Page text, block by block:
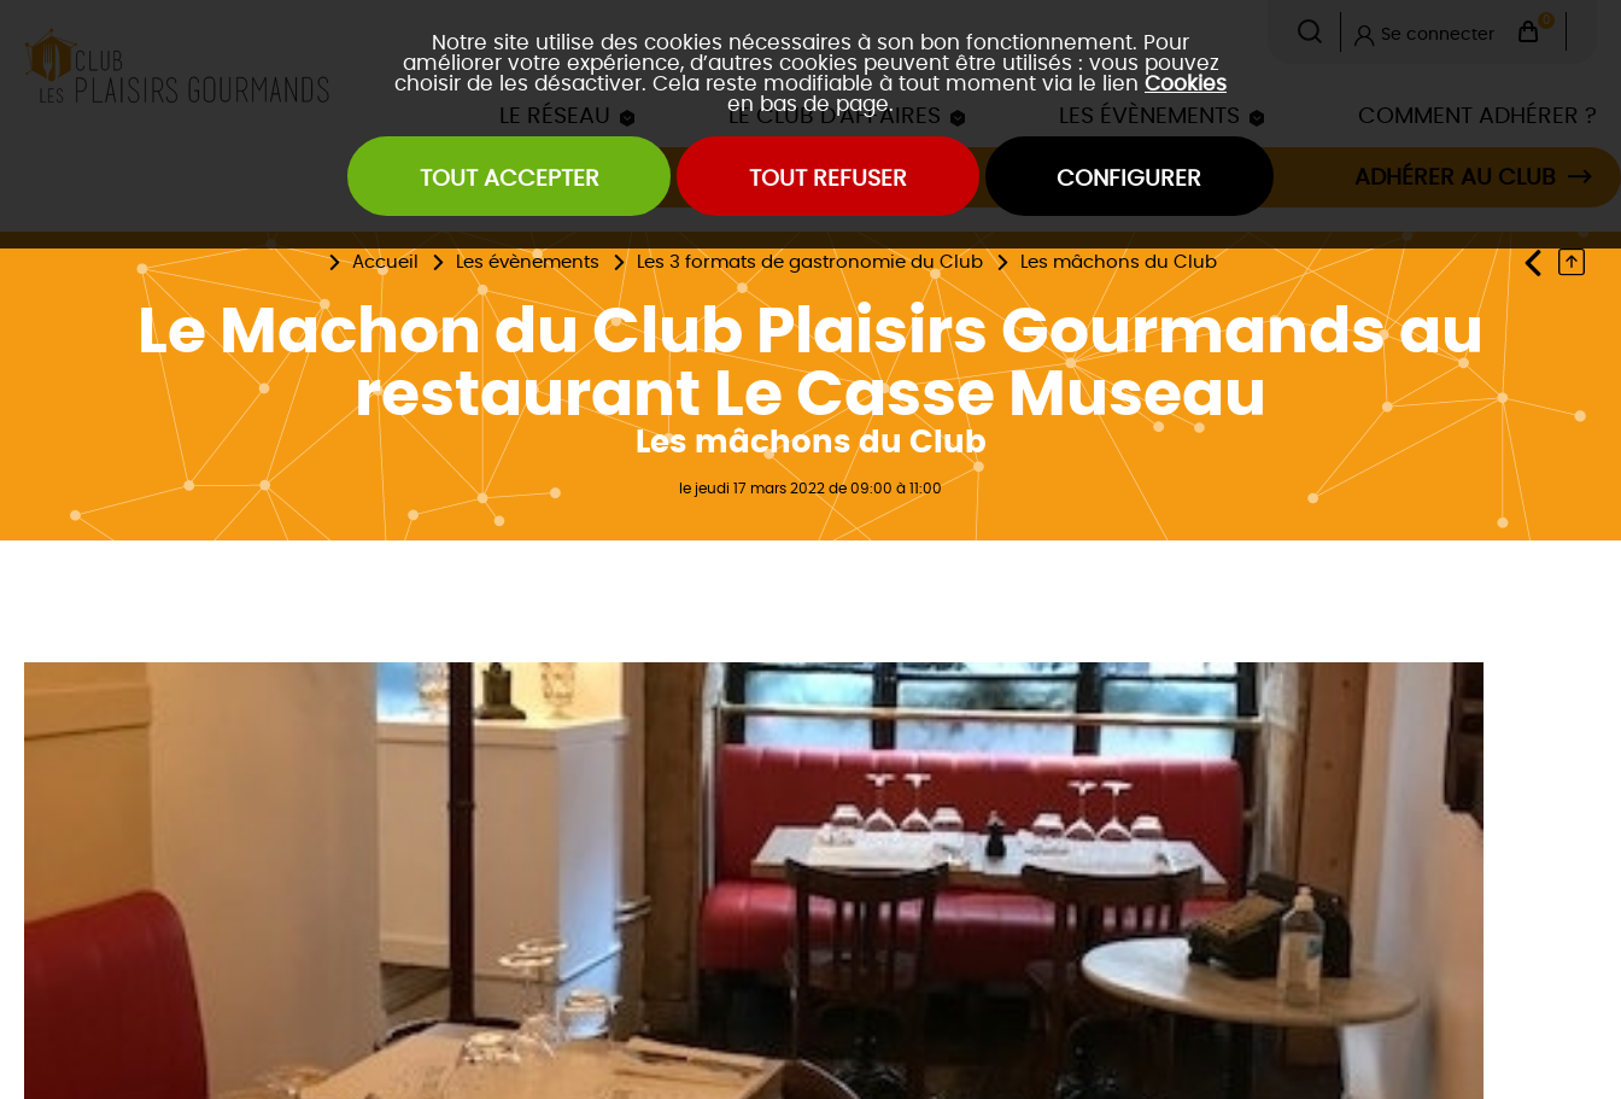
Notre site utilise des cookies nécessaires à son bon fonctionnement. Pour
améliorer votre expérience, d’autres cookies peuvent être utilisés : vous pouvez
choisir de les désactiver. Cela reste modifiable à tout moment via le lien Cookies
en bas de page.
TOUT ACCEPTER TOUT REFUSER CONFIGURER
0
Se connecter
LE RÉSEAU LE CLUB D'AFFAIRES LES ÉVÈNEMENTS
Les Afterwork du Club
Évènements Inter Club
Les mâchons du Club
Les event's "À la découverte de..."
COMMENT ADHÉRER ?
ADHÉRER AU CLUB
Accueil Les évènements Les 3 formats de gastronomie du Club Les mâchons du Club
Le Machon du Club Plaisirs Gourmands au
restaurant Le Casse Museau
Les mâchons du Club
le jeudi 17 mars 2022 de 09:00 à 11:00